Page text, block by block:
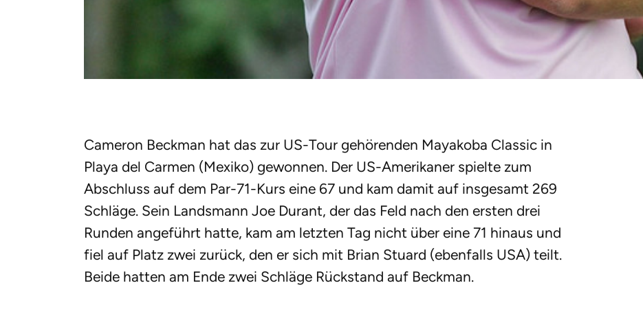
Cameron Beckman hat das zur US-Tour gehörenden Mayakoba Classic in
Playa del Carmen (Mexiko) gewonnen. Der US-Amerikaner spielte zum
Abschluss auf dem Par-71-Kurs eine 67 und kam damit auf insgesamt 269
Schläge. Sein Landsmann Joe Durant, der das Feld nach den ersten drei
Runden angeführt hatte, kam am letzten Tag nicht über eine 71 hinaus und
fiel auf Platz zwei zurück, den er sich mit Brian Stuard (ebenfalls USA) teilt.
Beide hatten am Ende zwei Schläge Rückstand auf Beckman.